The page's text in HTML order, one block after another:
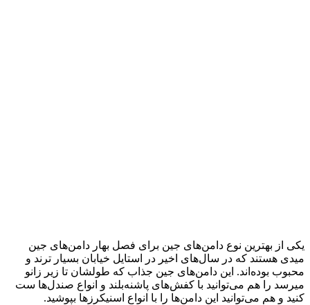
یکی از بهترین نوع دامن‌های جین برای فصل بهار دامن‌های جین
میدی هستند که در سال‌های اخیر در استایل خیابان بسیار ترند و
محبوب بوده‌اند. این دامن‌های جین جذاب که طولشان تا زیر زانو
میرسد را هم می‌توانید با کفش‌های پاشنه‌بلند و انواع صندل‌ها ست
کنید و هم می‌توانید این دامن‌ها را با انواع اسنیکرزها بپوشید.